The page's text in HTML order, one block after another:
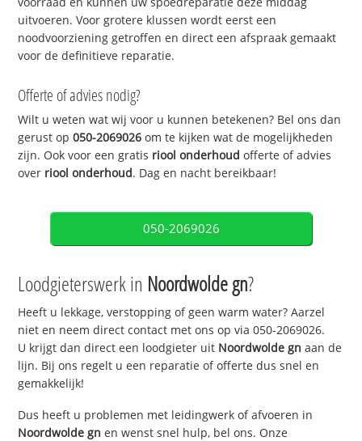
uitvoeren. Voor grotere klussen wordt eerst een
noodvoorziening getroffen en direct een afspraak gemaakt
voor de definitieve reparatie.
Offerte of advies nodig?
Wilt u weten wat wij voor u kunnen betekenen? Bel ons dan
gerust op050-2069026 om te kijken wat de mogelijkheden
zijn. Ook voor een gratis riool onderhoud offerte of advies
over riool onderhoud. Dag en nacht bereikbaar!
050-2069026
Loodgieterswerk in Noordwolde gn?
Heeft u lekkage, verstopping of geen warm water? Aarzel
niet en neem direct contact met ons op via 050-2069026.
U krijgt dan direct een loodgieter uit Noordwolde gn aan de
lijn. Bij ons regelt u een reparatie of offerte dus snel en
gemakkelijk!
Dus heeft u problemen met leidingwerk of afvoeren in
Noordwolde gn en wenst snel hulp, bel ons. Onze